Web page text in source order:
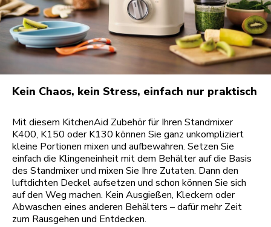
Kein Chaos, kein Stress, einfach nur praktisch
Mit diesem KitchenAid Zubehör für Ihren Standmixer
K400, K150 oder K130 können Sie ganz unkompliziert
kleine Portionen mixen und aufbewahren. Setzen Sie
einfach die Klingeneinheit mit dem Behälter auf die Basis
des Standmixer und mixen Sie Ihre Zutaten. Dann den
luftdichten Deckel aufsetzen und schon können Sie sich
auf den Weg machen. Kein Ausgießen, Kleckern oder
Abwaschen eines anderen Behälters – dafür mehr Zeit
zum Rausgehen und Entdecken.